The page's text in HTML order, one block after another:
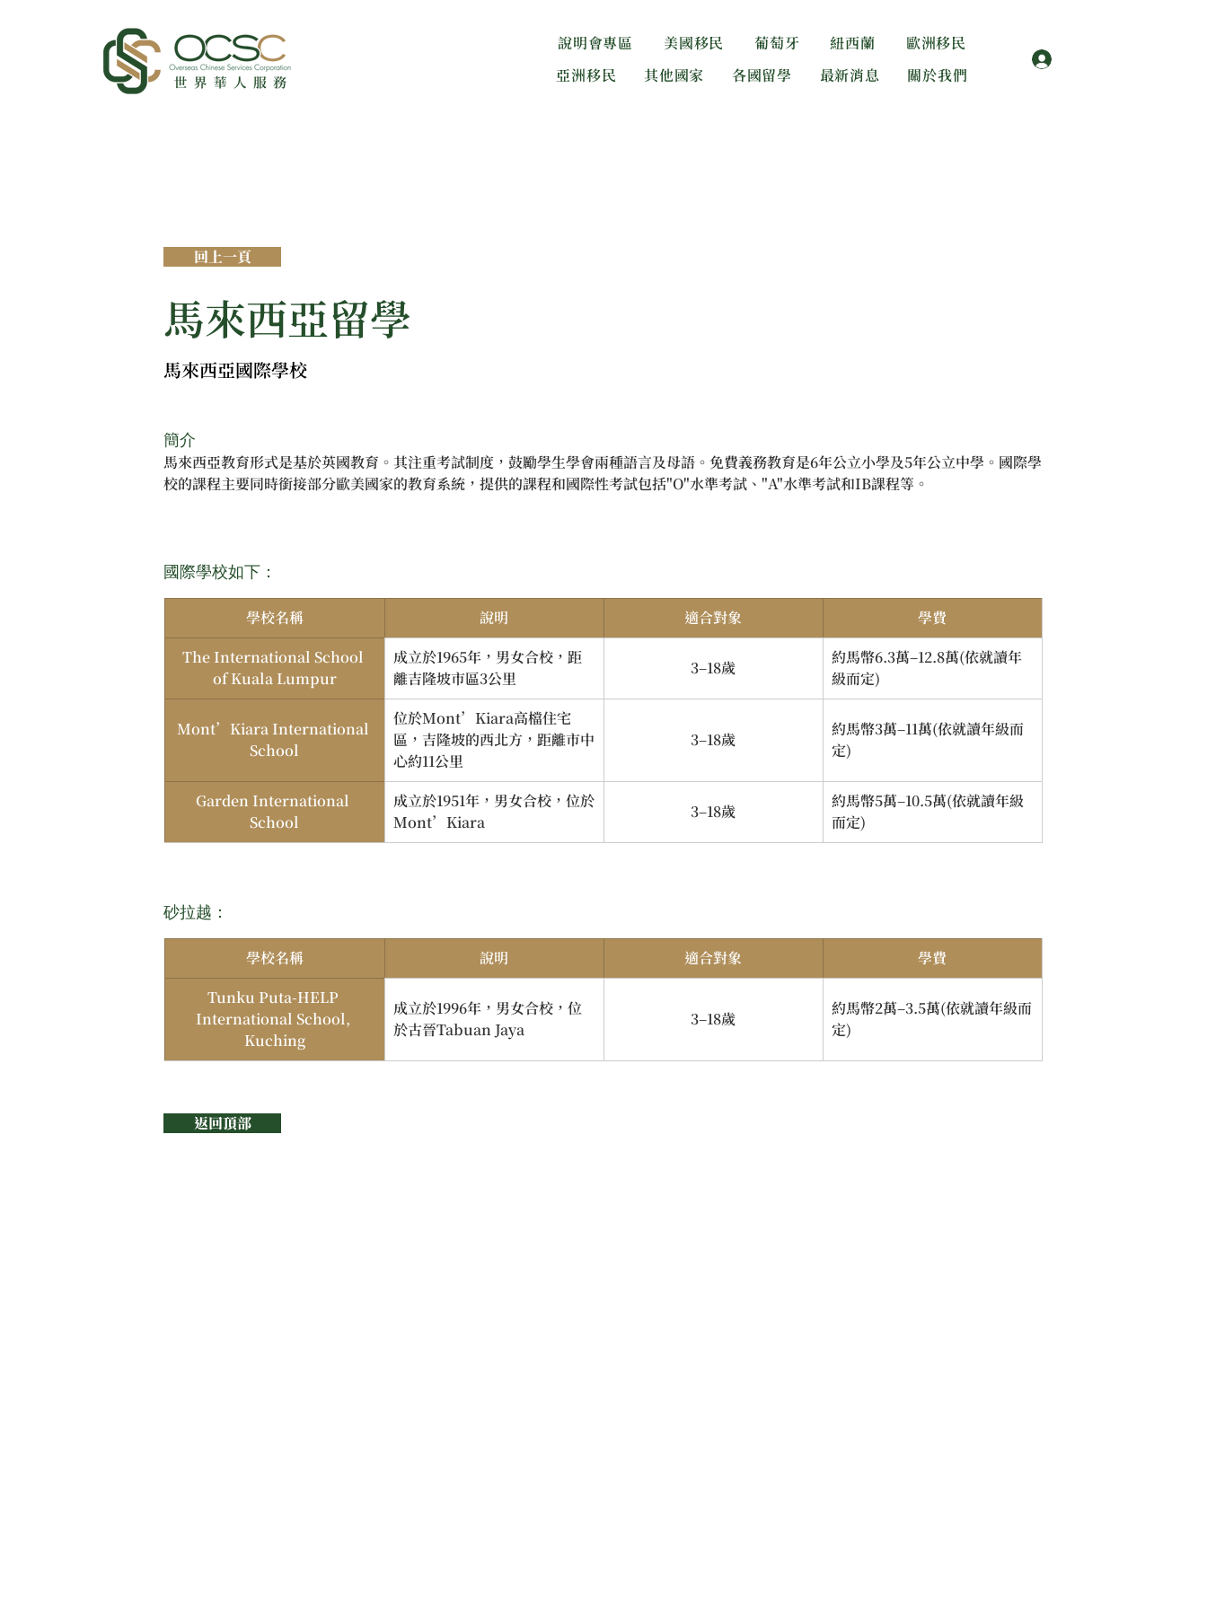
說明會專區 美國移民 葡萄牙 紐西蘭
歐洲移民
亞洲移民
其他國家 各國留學 最新消息 關於我們
回上一頁
馬來西亞留學
馬來西亞國際學校
簡介
馬來西亞教育形式是基於英國教育。其注重考試制度，鼓勵學生學會兩種語言及母語。免費義務教育是6年公立小學及5年公立中學。國際學
校的課程主要同時銜接部分歐美國家的教育系統，提供的課程和國際性考試包括"O"水準考試、"A"水準考試和IB課程等。
國際學校如下：
學校名稱 說明 適合對象
學費
The International School
of Kuala Lumpur
成立於1965年，男女合校，距
離吉隆坡市區3公里
3–18歲
約馬幣6.3萬–12.8萬(依就讀年
級而定)
Mont’Kiara International
School
位於Mont’Kiara高檔住宅
區，吉隆坡的西北方，距離市中
心約11公里
3–18歲
約馬幣3萬–11萬(依就讀年級而
定)
Garden International
School
成立於1951年，男女合校，位於
Mont’Kiara
3–18歲
約馬幣5萬–10.5萬(依就讀年級
而定)
砂拉越：
學校名稱 說明 適合對象
學費
Tunku Puta-HELP
International School,
Kuching
成立於1996年，男女合校，位
於古晉Tabuan Jaya
3–18歲
約馬幣2萬–3.5萬(依就讀年級而
定)
返回頂部